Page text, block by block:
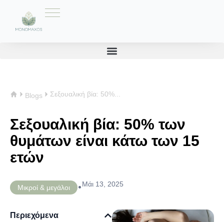
Blogs Σεξουαλική βία: 50%...
Σεξουαλική βία: 50% των
θυμάτων είναι κάτω των 15
ετών
Μικροί & μεγάλοι •Μάι 13, 2025
Περιεχόμενα